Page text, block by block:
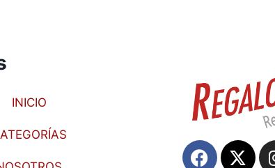
INICIO